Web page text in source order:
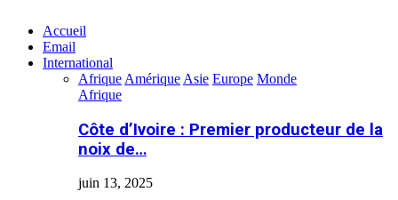
Accueil
Email
International
Afrique Amérique Asie Europe Monde
Afrique
Côte d’Ivoire : Premier producteur de la
noix de…
juin 13, 2025